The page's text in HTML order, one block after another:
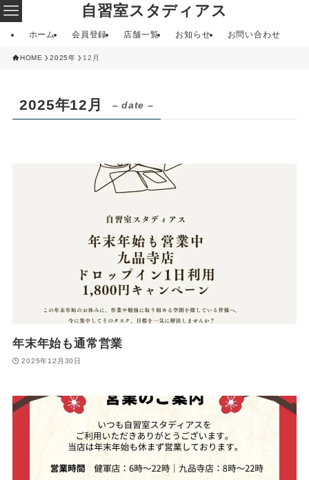
自習室スタディアス
ホーム 会員登録 店舗一覧 お知らせ お問い合わせ
HOME 2025年 12月
2025年12月 – date –
年末年始も通常営業
2025年12月30日